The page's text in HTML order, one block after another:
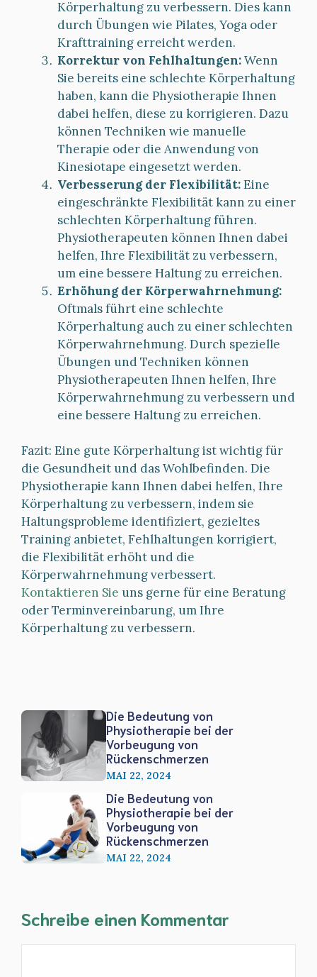
Körperhaltung zu verbessern. Dies kann
durch Übungen wie Pilates, Yoga oder
Krafttraining erreicht werden.
Korrektur von Fehlhaltungen:Wenn
Sie bereits eine schlechte Körperhaltung
haben, kann die Physiotherapie Ihnen
dabei helfen, diese zu korrigieren. Dazu
können Techniken wie manuelle
Therapie oder die Anwendung von
Kinesiotape eingesetzt werden.
Verbesserung der Flexibilität:Eine
eingeschränkte Flexibilität kann zu einer
schlechten Körperhaltung führen.
Physiotherapeuten können Ihnen dabei
helfen, Ihre Flexibilität zu verbessern,
um eine bessere Haltung zu erreichen.
Erhöhung der Körperwahrnehmung:
Oftmals führt eine schlechte
Körperhaltung auch zu einer schlechten
Körperwahrnehmung. Durch spezielle
Übungen und Techniken können
Physiotherapeuten Ihnen helfen, Ihre
Körperwahrnehmung zu verbessern und
eine bessere Haltung zu erreichen.
Fazit: Eine gute Körperhaltung ist wichtig für
die Gesundheit und das Wohlbefinden. Die
Physiotherapie kann Ihnen dabei helfen, Ihre
Körperhaltung zu verbessern, indem sie
Haltungsprobleme identifiziert, gezieltes
Training anbietet, Fehlhaltungen korrigiert,
die Flexibilität erhöht und die
Körperwahrnehmung verbessert.
Kontaktieren Sie uns gerne für eine Beratung
oder Terminvereinbarung, um Ihre
Körperhaltung zu verbessern.
Die Bedeutung von
Physiotherapie bei der
Vorbeugung von
Rückenschmerzen
MAI 22, 2024
Die Bedeutung von
Physiotherapie bei der
Vorbeugung von
Rückenschmerzen
MAI 22, 2024
Schreibe einen Kommentar